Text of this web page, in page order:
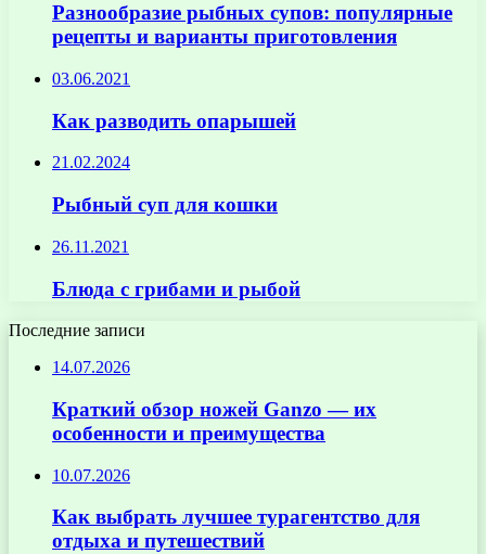
Разнообразие рыбных супов: популярные
рецепты и варианты приготовления
03.06.2021
Как разводить опарышей
21.02.2024
Рыбный суп для кошки
26.11.2021
Блюда с грибами и рыбой
Последние записи
14.07.2026
Краткий обзор ножей Ganzo — их
особенности и преимущества
10.07.2026
Как выбрать лучшее турагентство для
отдыха и путешествий